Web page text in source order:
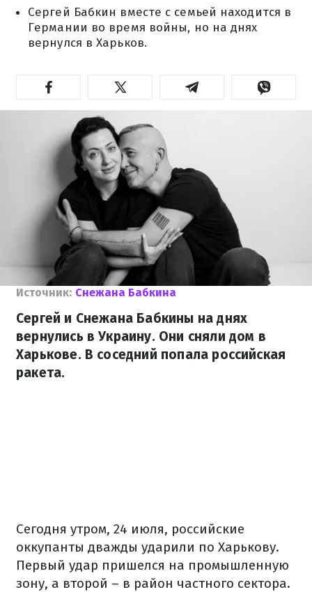
Сергей Бабкин вместе с семьей находится в
Германии во время войны, но на днях
вернулся в Харьков.
Источник: Снежана Бабкина
Сергей и Снежана Бабкины на днях
вернулись в Украину. Они сняли дом в
Харькове. В соседний попала российская
ракета.
Сегодня утром, 24 июля, российские
оккупанты дважды ударили по Харькову.
Первый удар пришелся на промышленную
зону, а второй – в район частного сектора.